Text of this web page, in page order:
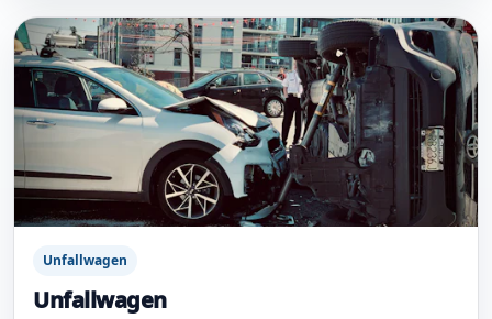
Unfallwagen
Unfallwagen